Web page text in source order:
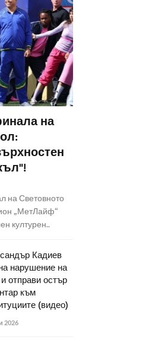
на
на Световното
„МетЛайф“
културен..
Кадиев
нарушение на
отправи остър
към
(видео)
2026